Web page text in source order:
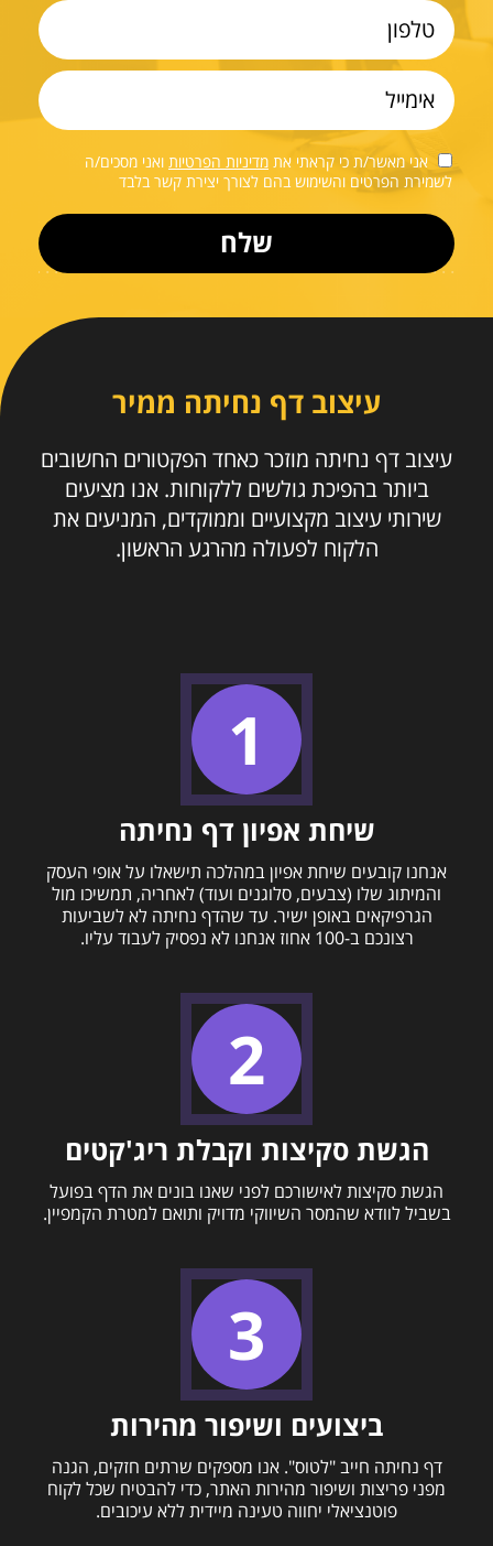
אני מאשר/ת כי קראתי את מדיניות הפרטיות ואני מסכים/ה
לשמירת הפרטים והשימוש בהם לצורך יצירת קשר בלבד
עיצוב דף נחיתה ממיר
עיצוב דף נחיתה מוזכר כאחד הפקטורים החשובים
ביותר בהפיכת גולשים ללקוחות. אנו מציעים
שירותי עיצוב מקצועיים וממוקדים, המניעים את
הלקוח לפעולה מהרגע הראשון.
שיחת אפיון דף נחיתה
אנחנו קובעים שיחת אפיון במהלכה תישאלו על אופי העסק
והמיתוג שלו (צבעים, סלוגנים ועוד) לאחריה, תמשיכו מול
הגרפיקאים באופן ישיר. עד שהדף נחיתה לא לשביעות
רצונכם ב-100 אחוז אנחנו לא נפסיק לעבוד עליו.
הגשת סקיצות וקבלת ריג'קטים
הגשת סקיצות לאישורכם לפני שאנו בונים את הדף בפועל
בשביל לוודא שהמסר השיווקי מדויק ותואם למטרת הקמפיין.
ביצועים ושיפור מהירות
דף נחיתה חייב "לטוס". אנו מספקים שרתים חזקים, הגנה
מפני פריצות ושיפור מהירות האתר, כדי להבטיח שכל לקוח
פוטנציאלי יחווה טעינה מיידית ללא עיכובים.